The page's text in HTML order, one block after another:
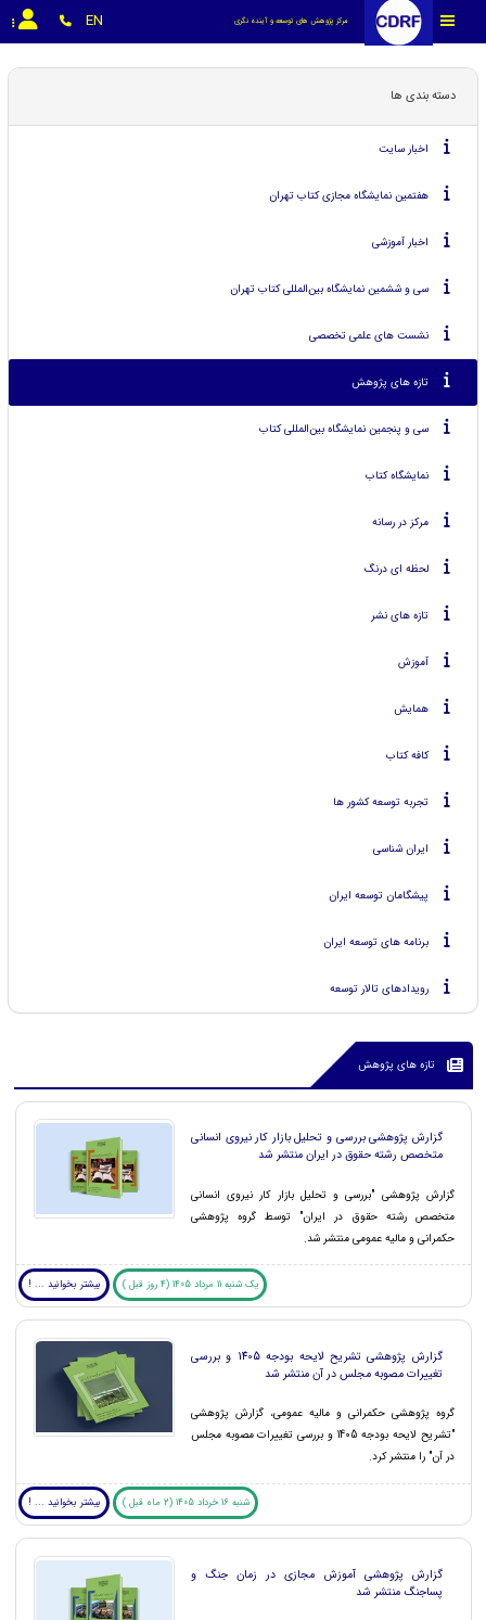
مرکز پژوهش های توسعه و آینده نگری EN
دسته بندی ها
اخبار سایت
هفتمین نمایشگاه مجازی کتاب تهران
اخبار آموزشی
سی و ششمین نمایشگاه بین‌المللی کتاب تهران
نشست های علمی تخصصی
تازه های پژوهش
سی و پنجمین نمایشگاه بین‌المللی کتاب
نمایشگاه کتاب
مرکز در رسانه
لحظه ای درنگ
تازه های نشر
آموزش
همایش
کافه کتاب
تجربه توسعه کشور ها
ایران شناسی
پیشگامان توسعه ایران
برنامه های توسعه ایران
رویدادهای تالار توسعه
تازه های پژوهش
گزارش پژوهشی بررسی و تحلیل بازار کار نیروی انسانی
متخصص رشته حقوق در ایران منتشر شد
گزارش پژوهشی "بررسی و تحلیل بازار کار نیروی انسانی
متخصص رشته حقوق در ایران" توسط گروه پژوهشی
حکمرانی و مالیه عمومی منتشر شد.
یک شنبه 11 مرداد 1405 (4 روز قبل ) بیشتر بخوانید ... !
گزارش پژوهشی تشریح لایحه بودجه 1405 و بررسی
تغییرات مصوبه مجلس در آن منتشر شد
گروه پژوهشی حکمرانی و مالیه عمومی، گزارش پژوهشی
"تشریح لایحه بودجه 1405 و بررسی تغییرات مصوبه مجلس
در آن" را منتشر کرد.
شنبه 16 خرداد 1405 (2 ماه قبل ) بیشتر بخوانید ... !
گزارش پژوهشی آموزش مجازی در زمان جنگ و
پساجنگ منتشر شد